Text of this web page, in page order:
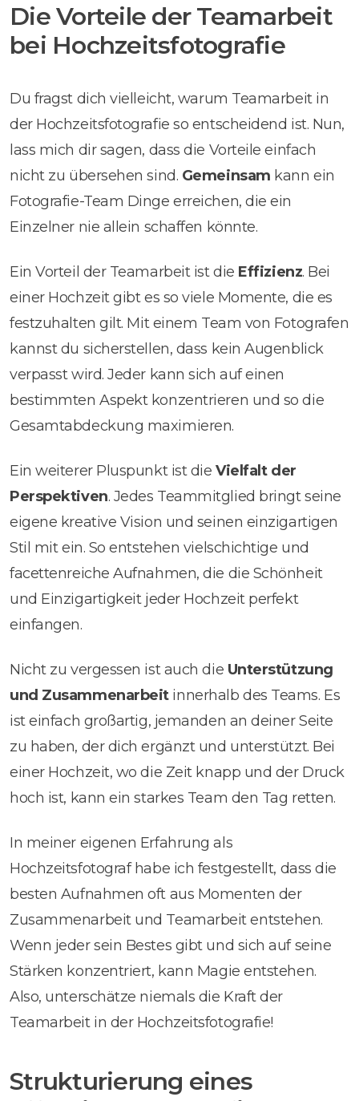
Die Vorteile der Teamarbeit
bei Hochzeitsfotografie
Du fragst dich vielleicht, warum Teamarbeit in
der Hochzeitsfotografie so entscheidend ist. Nun,
lass mich dir sagen, dass die Vorteile einfach
nicht zu übersehen sind. Gemeinsam kann ein
Fotografie-Team Dinge erreichen, die ein
Einzelner nie allein schaffen könnte.
Ein Vorteil der Teamarbeit ist die Effizienz. Bei
einer Hochzeit gibt es so viele Momente, die es
festzuhalten gilt. Mit einem Team von Fotografen
kannst du sicherstellen, dass kein Augenblick
verpasst wird. Jeder kann sich auf einen
bestimmten Aspekt konzentrieren und so die
Gesamtabdeckung maximieren.
Ein weiterer Pluspunkt ist dieVielfalt der
Perspektiven. Jedes Teammitglied bringt seine
eigene kreative Vision und seinen einzigartigen
Stil mit ein. So entstehen vielschichtige und
facettenreiche Aufnahmen, die die Schönheit
und Einzigartigkeit jeder Hochzeit perfekt
einfangen.
Nicht zu vergessen ist auch die Unterstützung
und Zusammenarbeitinnerhalb des Teams. Es
ist einfach großartig, jemanden an deiner Seite
zu haben, der dich ergänzt und unterstützt. Bei
einer Hochzeit, wo die Zeit knapp und der Druck
hoch ist, kann ein starkes Team den Tag retten.
In meiner eigenen Erfahrung als
Hochzeitsfotograf habe ich festgestellt, dass die
besten Aufnahmen oft aus Momenten der
Zusammenarbeit und Teamarbeit entstehen.
Wenn jeder sein Bestes gibt und sich auf seine
Stärken konzentriert, kann Magie entstehen.
Also, unterschätze niemals die Kraft der
Teamarbeit in der Hochzeitsfotografie!
Strukturierung eines